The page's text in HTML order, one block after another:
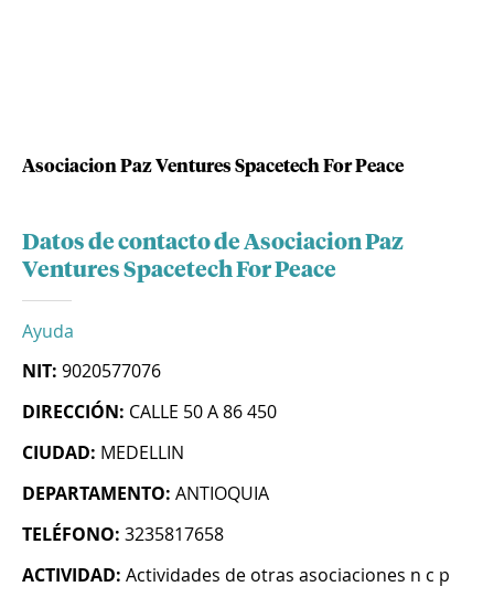
Asociacion Paz Ventures Spacetech For Peace
Datos de contacto de Asociacion Paz
Ventures Spacetech For Peace
Ayuda
NIT: 9020577076
DIRECCIÓN: CALLE 50 A 86 450
CIUDAD: MEDELLIN
DEPARTAMENTO: ANTIOQUIA
TELÉFONO: 3235817658
ACTIVIDAD: Actividades de otras asociaciones n c p